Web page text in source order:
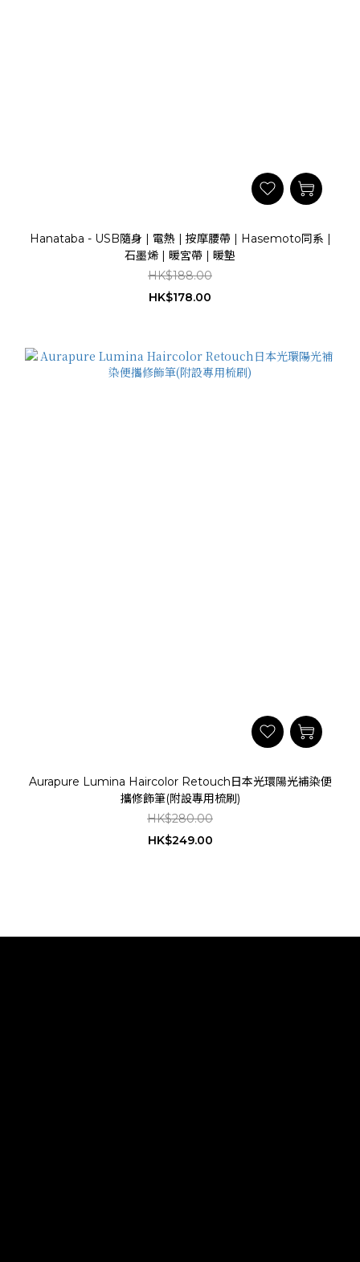
Hanataba - USB隨身 | 電熱 | 按摩腰帶 | Hasemoto同系 |
石墨烯 | 暖宮帶 | 暖墊
HK$188.00
HK$178.00
Aurapure Lumina Haircolor Retouch日本光環陽光補染便
攜修飾筆(附設專用梳刷)
HK$280.00
HK$249.00